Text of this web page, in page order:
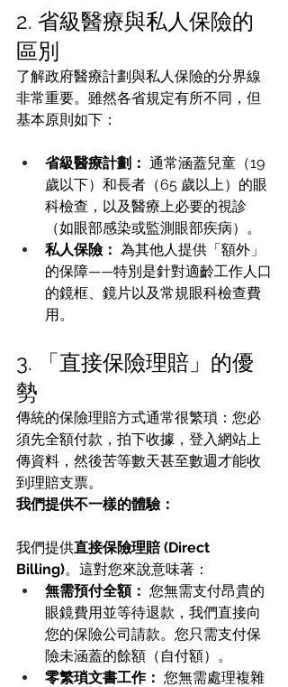
2. 省級醫療與私人保險的
區別
了解政府醫療計劃與私人保險的分界線
非常重要。雖然各省規定有所不同，但
基本原則如下：
省級醫療計劃： 通常涵蓋兒童（19
歲以下）和長者（65 歲以上）的眼
科檢查，以及醫療上必要的視診
（如眼部感染或監測眼部疾病）。
私人保險： 為其他人提供「額外」
的保障——特別是針對適齡工作人口
的鏡框、鏡片以及常規眼科檢查費
用。
3. 「直接保險理賠」的優
勢
傳統的保險理賠方式通常很繁瑣：您必
須先全額付款，拍下收據，登入網站上
傳資料，然後苦等數天甚至數週才能收
到理賠支票。
我們提供不一樣的體驗：
我們提供直接保險理賠 (Direct
Billing)。這對您來說意味著：
無需預付全額： 您無需支付昂貴的
眼鏡費用並等待退款，我們直接向
您的保險公司請款。您只需支付保
險未涵蓋的餘額（自付額）。
零繁瑣文書工作： 您無需處理複雜